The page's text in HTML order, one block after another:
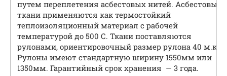
путем переплетения асбестовых нитей. Асбестовые
ткани применяются как термостойкий
теплоизоляционный материал с рабочей
температурой до 500 С. Ткани поставляются
рулонами, ориентировочный размер рулона 40 м.кв.
Рулоны имеют стандартную ширину 1550мм или
1350мм. Гарантийный срок хранения — 3 года.